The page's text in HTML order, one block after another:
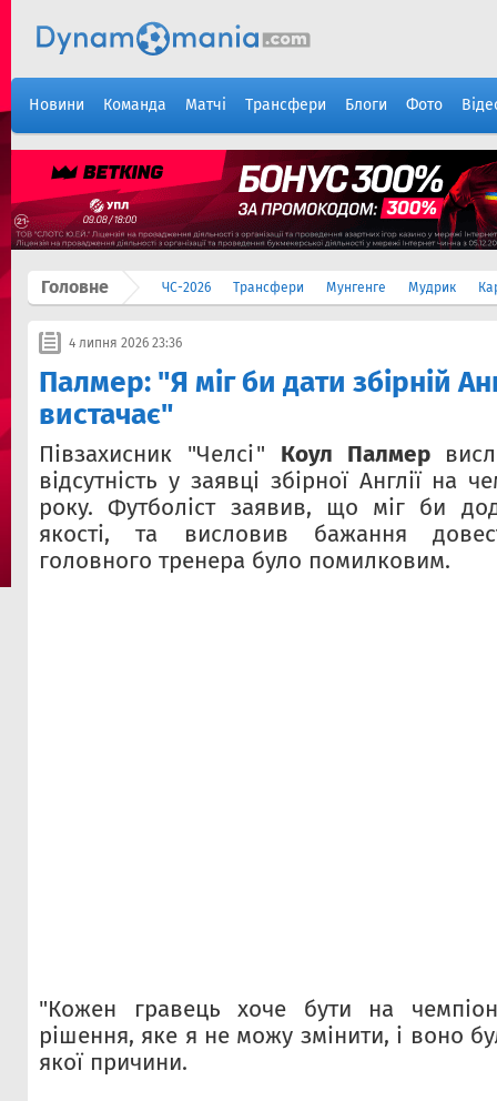
Новини Команда Матчі Трансфери Блоги Фото
Головне ЧС-2026 Трансфери Мунгенге Мудрик
4 липня 2026 23:36
Палмер: "Я міг би дати збірній
вистачає"
Півзахисник "Челсі" Коул Палмер
відсутність у заявці збірної Англії на
року. Футболіст заявив, що міг би
якості, та висловив бажання
головного тренера було помилковим.
"Кожен гравець хоче бути на
рішення, яке я не можу змінити, і воно
якої причини.